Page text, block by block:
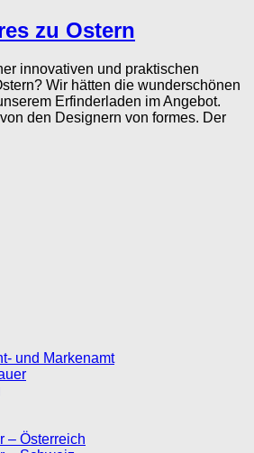
zu Ostern
innovativen und praktischen
Wir hätten die wunderschönen
Erfinderladen im Angebot.
den Designern von formes. Der
und Markenamt
– Österreich